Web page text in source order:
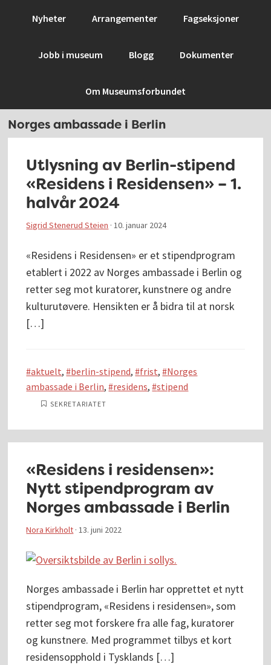
Nyheter Arrangementer Fagseksjoner
Jobb i museum Blogg Dokumenter
Om Museumsforbundet
Norges ambassade i Berlin
Utlysning av Berlin-stipend
«Residens i Residensen» – 1.
halvår 2024
Sigrid Stenerud Steien ·10. januar 2024
«Residens i Residensen» er et stipendprogram
etablert i 2022 av Norges ambassade i Berlin og
retter seg mot kuratorer, kunstnere og andre
kulturutøvere. Hensikten er å bidra til at norsk
[…]
aktuelt, berlin-stipend, frist, Norges
ambassade i Berlin, residens, stipend
SEKRETARIATET
«Residens i residensen»:
Nytt stipendprogram av
Norges ambassade i Berlin
Nora Kirkholt ·13. juni 2022
Norges ambassade i Berlin har opprettet et nytt
stipendprogram, «Residens i residensen», som
retter seg mot forskere fra alle fag, kuratorer
og kunstnere. Med programmet tilbys et kort
residensopphold i Tysklands […]